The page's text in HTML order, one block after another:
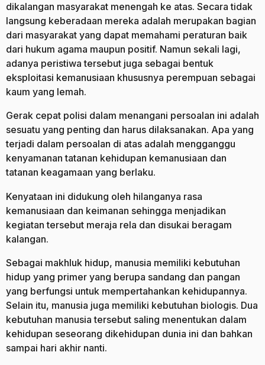
dikalangan masyarakat menengah ke atas. Secara tidak
langsung keberadaan mereka adalah merupakan bagian
dari masyarakat yang dapat memahami peraturan baik
dari hukum agama maupun positif. Namun sekali lagi,
adanya peristiwa tersebut juga sebagai bentuk
eksploitasi kemanusiaan khususnya perempuan sebagai
kaum yang lemah.
Gerak cepat polisi dalam menangani persoalan ini adalah
sesuatu yang penting dan harus dilaksanakan. Apa yang
terjadi dalam persoalan di atas adalah mengganggu
kenyamanan tatanan kehidupan kemanusiaan dan
tatanan keagamaan yang berlaku.
Kenyataan ini didukung oleh hilanganya rasa
kemanusiaan dan keimanan sehingga menjadikan
kegiatan tersebut meraja rela dan disukai beragam
kalangan.
Sebagai makhluk hidup, manusia memiliki kebutuhan
hidup yang primer yang berupa sandang dan pangan
yang berfungsi untuk mempertahankan kehidupannya.
Selain itu, manusia juga memiliki kebutuhan biologis. Dua
kebutuhan manusia tersebut saling menentukan dalam
kehidupan seseorang dikehidupan dunia ini dan bahkan
sampai hari akhir nanti.